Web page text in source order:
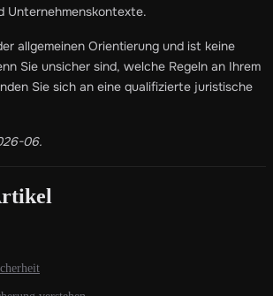
Unternehmenskontexte.
allgemeinen Orientierung und ist keine
Sie unsicher sind, welche Regeln an Ihrem
Sie sich an eine qualifizierte juristische
06.